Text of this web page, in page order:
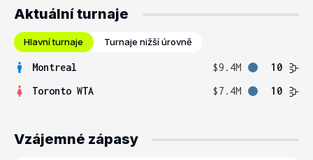
Aktuální turnaje
Hlavní turnaje Turnaje nižší úrovně
Montreal $9.4M
10
Toronto WTA
$7.4M 10
Vzájemné zápasy